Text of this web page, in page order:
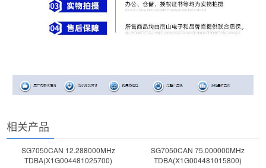
相关产品
SG7050CAN 12.288000MHz
TDBA(X1G004481025700)
SG7050CAN 75.000000MHz
TDBA(X1G004481015800)